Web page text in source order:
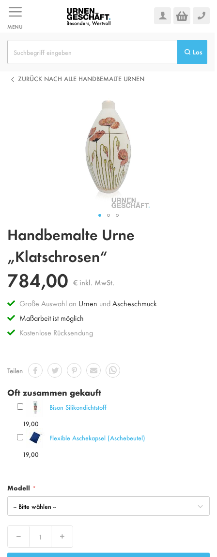
Inhalt
springen
MENU
Los
ZURÜCK NACH ALLE HANDBEMALTE URNEN
Anfang
Bildgalerie
springen
Handbemalte Urne
„Klatschrosen“
784,00 € inkl. MwSt.
Große Auswahl an Urnen undAscheschmuck
Maßarbeit ist möglich
Kostenlose Rücksendung
Teilen
Oft zusammen gekauft
Bison Silikondichtstoff
19,00
Flexible Aschekapsel (Aschebeutel)
19,00
Modell
Decrease Increase